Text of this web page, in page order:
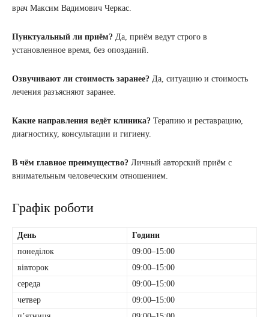
врач Максим Вадимович Черкас.
Пунктуальный ли приём? Да, приём ведут строго в
установленное время, без опозданий.
Озвучивают ли стоимость заранее? Да, ситуацию и стоимость
лечения разъясняют заранее.
Какие направления ведёт клиника? Терапию и реставрацию,
диагностику, консультации и гигиену.
В чём главное преимущество? Личный авторский приём с
внимательным человеческим отношением.
Графік роботи
День
Години
понеділок
09:00–15:00
вівторок
09:00–15:00
середа
09:00–15:00
четвер
09:00–15:00